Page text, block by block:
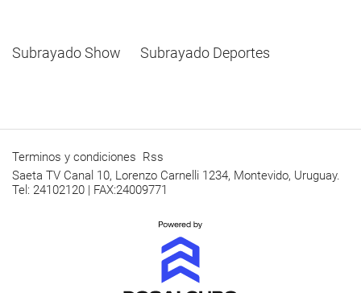
Subrayado Show Subrayado Deportes
Terminos y condiciones Rss
Saeta TV Canal 10, Lorenzo Carnelli 1234, Montevido, Uruguay.
Tel: 24102120 | FAX:24009771